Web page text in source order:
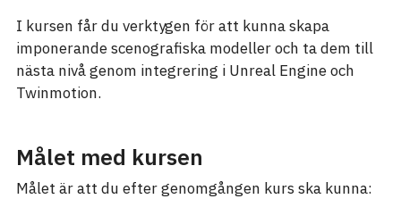
I kursen får du verktygen för att kunna skapa
imponerande scenografiska modeller och ta dem till
nästa nivå genom integrering i Unreal Engine och
Twinmotion.
Målet med kursen
Målet är att du efter genomgången kurs ska kunna: